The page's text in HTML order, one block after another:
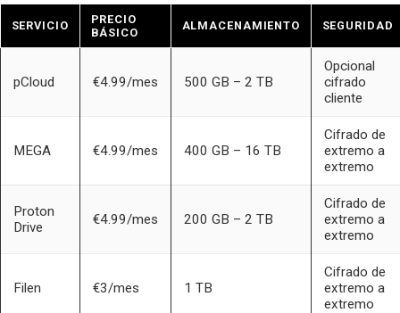
SERVICIO
PRECIO
BÁSICO
ALMACENAMIENTO SEGURIDAD
pCloud €4.99/mes 500 GB – 2 TB
Opcional
cifrado
cliente
MEGA €4.99/mes 400 GB – 16 TB
Cifrado de
extremo a
extremo
Proton
Drive
€4.99/mes 200 GB – 2 TB
Cifrado de
extremo a
extremo
Filen €3/mes 1 TB
Cifrado de
extremo a
extremo